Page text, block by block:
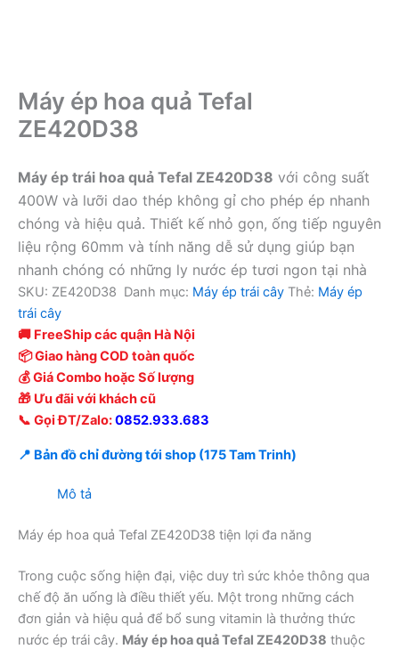
Máy ép hoa quả Tefal
ZE420D38
Máy ép trái hoa quả Tefal ZE420D38 với công suất
400W và lưỡi dao thép không gỉ cho phép ép nhanh
chóng và hiệu quả. Thiết kế nhỏ gọn, ống tiếp nguyên
liệu rộng 60mm và tính năng dễ sử dụng giúp bạn
nhanh chóng có những ly nước ép tươi ngon tại nhà
SKU: ZE420D38 Danh mục: Máy ép trái cây Thẻ: Máy ép
trái cây
🚚 FreeShip các quận Hà Nội
📦 Giao hàng COD toàn quốc
💰 Giá Combo hoặc Số lượng
🎁 Ưu đãi với khách cũ
📞 Gọi ĐT/Zalo:0852.933.683
📍 Bản đồ chỉ đường tới shop (175 Tam Trinh)
Mô tả
Máy ép hoa quả Tefal ZE420D38 tiện lợi đa năng
Trong cuộc sống hiện đại, việc duy trì sức khỏe thông qua
chế độ ăn uống là điều thiết yếu. Một trong những cách
đơn giản và hiệu quả để bổ sung vitamin là thưởng thức
nước ép trái cây. Máy ép hoa quả Tefal ZE420D38 thuộc